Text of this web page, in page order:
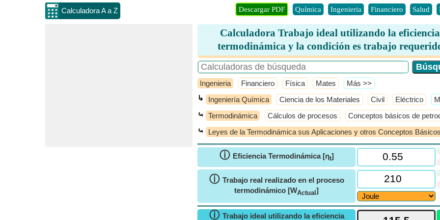
Calculadora A a Z Descargar PDF Química Ingenieria Financiero Salud
Calculadora Trabajo ideal utilizando la eficiencia
termodinámica y la condición es trabajo
Ingenieria Financiero Física Mates ​Más >>
↳ Ingeniería Química Ciencia de los Materiales Civil Eléctrico
⤿ Termodinámica Cálculos de procesos Conceptos básicos de
⤿ Leyes de la Termodinámica sus Aplicaciones y otros Conceptos Básicos
ⓘ Eficiencia Termodinámica [ηt]
ⓘ Trabajo real realizado en el proceso
termodinámico [WActual ]
ⓘ Trabajo ideal utilizando la eficiencia